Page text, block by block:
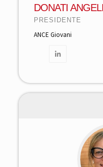
DONATI
PRESIDENTE
ANCE Giovani